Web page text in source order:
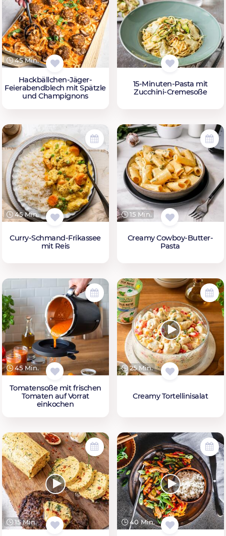
45 Min.
Hackbällchen-Jäger-
Feierabendblech mit Spätzle
und Champignons
15-Minuten-Pasta mit
Zucchini-Cremesoße
45 Min.
Curry-Schmand-Frikassee
mit Reis
15 Min.
Creamy Cowboy-Butter-
Pasta
45 Min.
Tomatensoße mit frischen
Tomaten auf Vorrat
einkochen
25 Min.
Creamy Tortellinisalat
15 Min. 40 Min.